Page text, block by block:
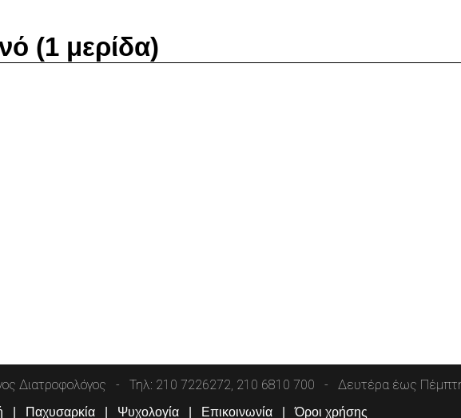
(1 μερίδα)
Διατροφολόγος Τηλ: 210 7226272, 210 6810 700 Δευτέρα έως
Παχυσαρκία Ψυχολογία Επικοινωνία Όροι χρήσης